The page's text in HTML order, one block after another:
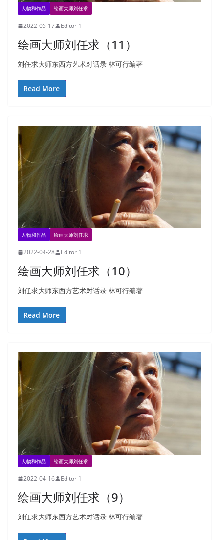
人物和作品 绘画大师刘任求
2022-05-17 Editor 1
绘画大师刘任求（11）
刘任求大师东西方艺术对话录 林可行编著
Read More
人物和作品 绘画大师刘任求
2022-04-28 Editor 1
绘画大师刘任求（10）
刘任求大师东西方艺术对话录 林可行编著
Read More
人物和作品 绘画大师刘任求
2022-04-16 Editor 1
绘画大师刘任求（9）
刘任求大师东西方艺术对话录 林可行编著